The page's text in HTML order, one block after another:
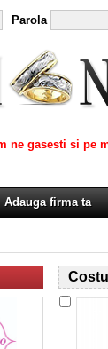
Parola
ne gasesti si pe
Adauga firma ta